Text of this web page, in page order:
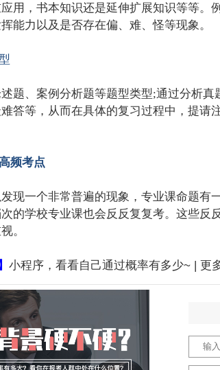
用，书本知识还是延伸扩展知识等等。
能力以及是否存在偏、难、怪等现象。
题、案例分析题等题型类型;通过分析
答等，从而在具体的复习过程中，提请
频考点
现一个非常普遍的现象，专业课命题有
的学校专业课也会反反复复考。这些反
。
小程序，看看自己通过概率有多少~ | 更